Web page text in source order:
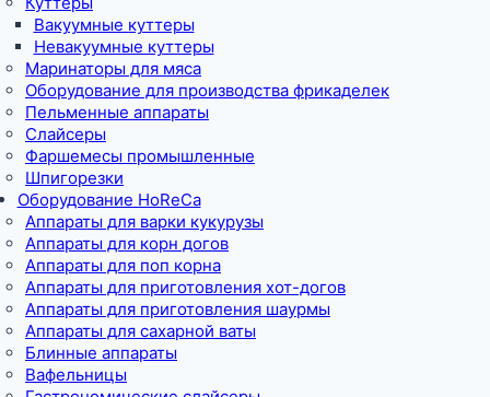
Вакуумные куттеры
Невакуумные куттеры
Маринаторы для мяса
Оборудование для производства фрикаделек
Пельменные аппараты
Слайсеры
Фаршемесы промышленные
Шпигорезки
Оборудование HoReCa
Аппараты для варки кукурузы
Аппараты для корн догов
Аппараты для поп корна
Аппараты для приготовления хот-догов
Аппараты для приготовления шаурмы
Аппараты для сахарной ваты
Блинные аппараты
Вафельницы